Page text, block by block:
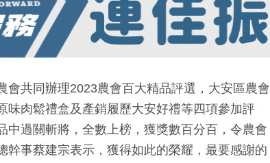
會共同辦理2023農會百大精品評選，大安區農會
味肉鬆禮盒及產銷履歷大安好禮等四項參加評
過關斬將，全數上榜，獲獎數百分百，令農會
幹事蔡建宗表示，獲得如此的榮耀，最要感謝的